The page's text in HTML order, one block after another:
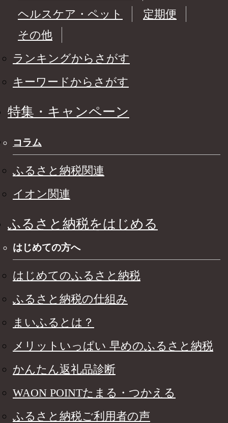
ヘルスケア・ペット
定期便
その他
ランキングからさがす
キーワードからさがす
特集・キャンペーン
コラム
ふるさと納税関連
イオン関連
ふるさと納税をはじめる
はじめての方へ
はじめてのふるさと納税
ふるさと納税の仕組み
まいふるとは？
メリットいっぱい 早めのふるさと納税
かんたん返礼品診断
WAON POINTたまる・つかえる
ふるさと納税ご利用者の声